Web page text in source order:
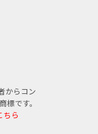
からコン
です。
ちら